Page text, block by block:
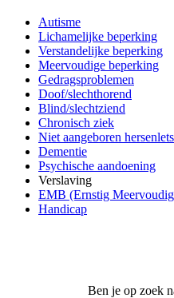
Autisme
Lichamelijke beperking
Verstandelijke beperking
Meervoudige beperking
Gedragsproblemen
Doof/slechthorend
Blind/slechtziend
Chronisch ziek
Niet aangeboren
Dementie
Psychische aandoening
Verslaving
EMB (Ernstig
Handicap
Ben je op zoek